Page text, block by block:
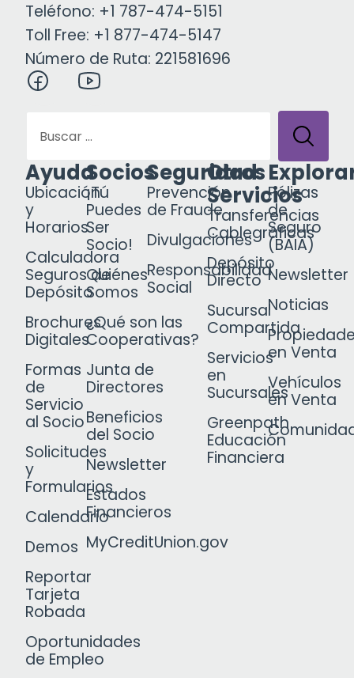
Teléfono: +1 787-474-5151
Toll Free: +1 877-474-5147
Número de Ruta: 221581696
Ayuda
Ubicación
y
Horarios
Calculadora
Seguros de
Depósito
Brochures
Digitales
Formas
de
Servicio
al Socio
Solicitudes
y
Formularios
Calendario
Demos
Reportar
Tarjeta
Robada
Oportunidades
de Empleo
Socios
¡Tú
Puedes
Ser
Socio!
Quiénes
Somos
¿Qué son las
Cooperativas?
Junta de
Directores
Beneficios
del Socio
Newsletter
Estados
Financieros
MyCreditUnion.gov
Seguridad
Prevención
de Fraude
Divulgaciones
Responsabilidad
Social
Otros
Servicios
Transferencias
Cablegráficas
Depósito
Directo
Sucursal
Compartida
Servicios
en
Sucursales
Greenpath
Educación
Financiera
Pólizas
de
Seguro
(BAIA)
Newsletter
Noticias
en Venta
Vehículos
en Venta